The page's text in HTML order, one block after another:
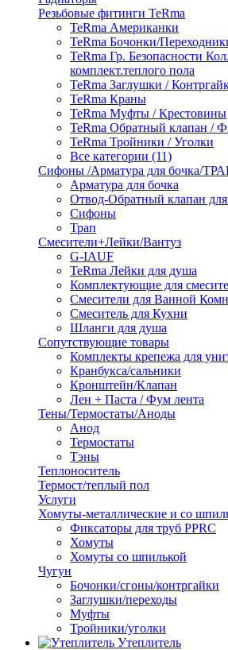
Резьбовые фитинги TeRma
TeRma Американки
TeRma Бочонки/
TeRma Гр. Безопасности
комплект.теплого пола
TeRma Заглушки /
TeRma Краны
TeRma Муфты / Крестовины
TeRma Обратный клапан /
TeRma Тройники / Уголки
Все категории (11)
Сифоны /Арматура для бочка/
Арматура для бочка
Отвод-Обратный клапан
Сифоны
Трап
Смесители+Лейки/Вантуз
G-IAUF
TeRma Лейки для душа
Комплектующие для
Смесители для Ванной
Смеситель для Кухни
Шланги для душа
Сопутствующие товары
Комплекты крепежа для
Кранбукса/сальники
Кронштейн/Клапан
Лен + Паста / Фум лента
Тены/Термостаты/Аноды
Анод
Термостаты
Тэны
Теплоноситель
Термост/теплый пол
Услуги
Хомуты-металлические и со
Фиксаторы для труб PPRC
Хомуты
Хомуты со шпилькой
Чугун
Бочонки/сгоны/контргайки
Заглушки/переходы
Муфты
Тройники/уголки
Утеплитель